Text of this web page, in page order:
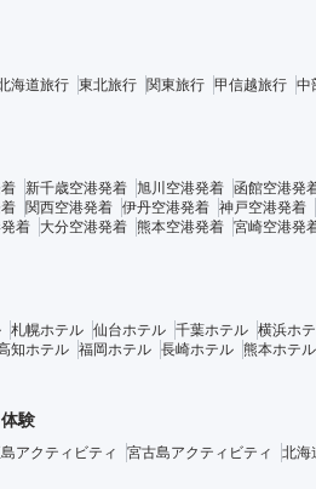
海道旅行 東北旅行 関東旅行 甲信越旅行 中
新千歳空港発着 旭川空港発着 函館空港発
関西空港発着 伊丹空港発着 神戸空港発着
着 大分空港発着 熊本空港発着 宮崎空港発
札幌ホテル 仙台ホテル 千葉ホテル 横浜ホ
知ホテル 福岡ホテル 長崎ホテル 熊本ホテル
験
アクティビティ 宮古島アクティビティ
北海